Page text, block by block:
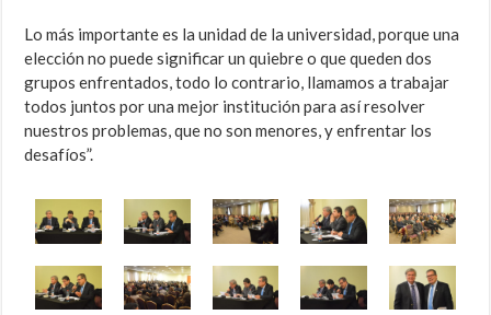
Lo más importante es la unidad de la universidad, porque una
elección no puede significar un quiebre o que queden dos
grupos enfrentados, todo lo contrario, llamamos a trabajar
todos juntos por una mejor institución para así resolver
nuestros problemas, que no son menores, y enfrentar los
desafíos”.